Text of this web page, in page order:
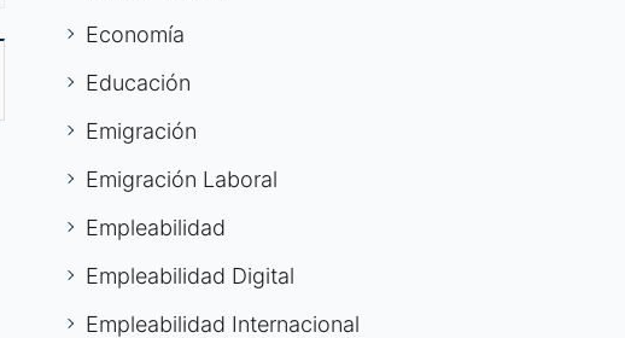
Economía
Educación
Emigración
Emigración Laboral
Empleabilidad
Empleabilidad Digital
Empleabilidad Internacional